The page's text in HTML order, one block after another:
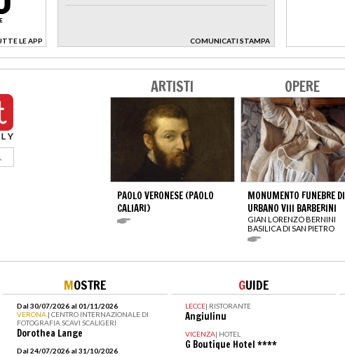
LE APP
COMUNICATI STAMPA
>
ARTISTI
PAOLO VERONESE (PAOLO
CALIARI)
OPERE
MONUMENTO FUNEBRE DI
URBANO VIII BARBERINI
GIAN LORENZO BERNINI
BASILICA DI SAN PIETRO
MOSTRE
Dal 30/07/2026 al 01/11/2026
VERONA | CENTRO INTERNAZIONALE DI
FOTOGRAFIA SCAVI SCALIGERI
Dorothea Lange
Dal 24/07/2026 al 31/10/2026
GUIDE
LECCE| RISTORANTE
Angiulinu
VICENZA| HOTEL
G Boutique Hotel ****